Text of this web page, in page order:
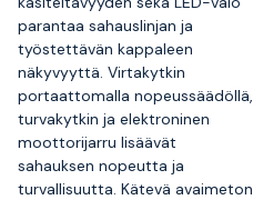
parantaa sahauslinjan ja
työstettävän kappaleen
näkyvyyttä. Virtakytkin
portaattomalla nopeussäädöllä,
turvakytkin ja elektroninen
moottorijarru lisäävät
sahauksen nopeutta ja
turvallisuutta. Kätevä avaimeton